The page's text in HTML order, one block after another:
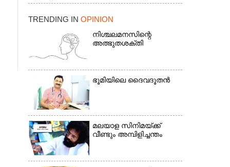
വേണുഗോപാൽ എം.പി. സഹകരണ-
എന്നിവർ
TRENDING IN OPINION
നിശ്ചലമനസിന്റെ
അത്ഭുതശക്തി
ഭൂ​മി​യി​ലെ​ ​ദൈ​വദൂതൻ
മലയാള സിനിമയ്ക്ക്
വീണ്ടും അമ്പിളിച്ചന്തം